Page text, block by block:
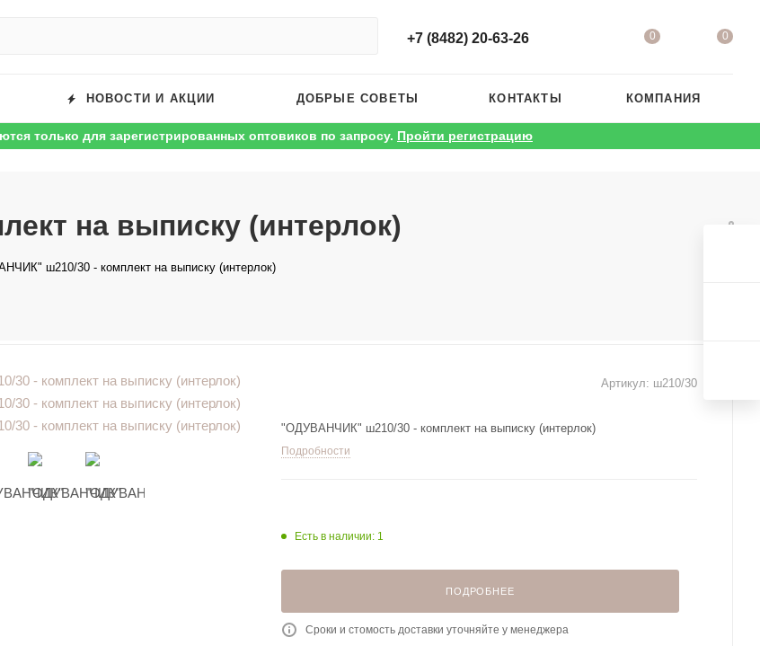
+7 (8482) 20-63-26 0 0
НОВОСТИ И АКЦИИ ДОБРЫЕ СОВЕТЫ КОНТАКТЫ КОМПАНИЯ
только для зарегистрированных оптовиков по запросу. Пройти регистрацию
на выписку (интерлок)
ш210/30 - комплект на выписку (интерлок)
Артикул: ш210/30
"ОДУВАНЧИК" ш210/30 - комплект на выписку (интерлок)
Подробности
Есть в наличии: 1
ПОДРОБНЕЕ
Сроки и стомость доставки уточняйте у менеджера